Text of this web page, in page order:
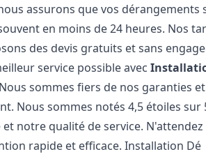
assurons que vos dérangements
en moins de 24 heures. Nos
des devis gratuits et sans
service possible avec
sommes fiers de nos garanties
Nous sommes notés 4,5 étoiles
notre qualité de service. N'attendez
rapide et efficace. Installation Dé